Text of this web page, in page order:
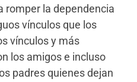
romper la dependencia
vínculos que los
vínculos y más
los amigos e incluso
padres quienes dejan